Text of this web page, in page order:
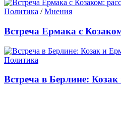
Политика /Мнения
Встреча Ермака с
Политика
Встреча в Берлине: